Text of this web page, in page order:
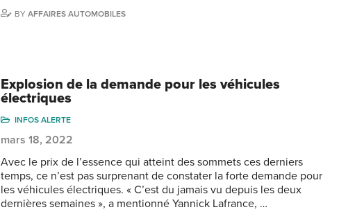
BYAFFAIRES AUTOMOBILES
Explosion de la demande pour les véhicules
électriques
INFOS ALERTE
mars 18, 2022
Avec le prix de l’essence qui atteint des sommets ces derniers
temps, ce n’est pas surprenant de constater la forte demande pour
les véhicules électriques. « C’est du jamais vu depuis les deux
dernières semaines », a mentionné Yannick Lafrance, …